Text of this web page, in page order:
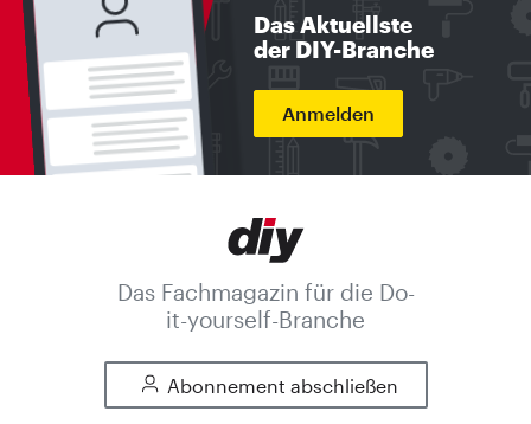
Das Aktuellste
der DIY-Branche
Anmelden
Das Fachmagazin für die Do-
it-yourself-Branche
Abonnement abschließen